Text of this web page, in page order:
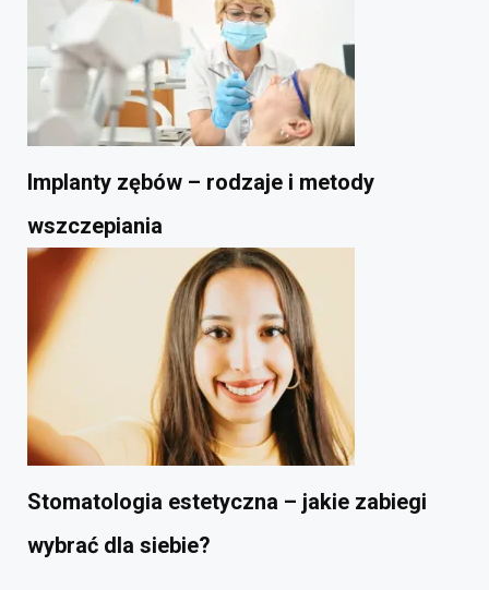
Implanty zębów – rodzaje i metody
wszczepiania
Stomatologia estetyczna – jakie zabiegi
wybrać dla siebie?